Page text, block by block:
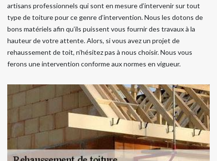
artisans professionnels qui sont en mesure d’intervenir sur tout
type de toiture pour ce genre d’intervention. Nous les dotons de
bons matériels afin qu’ils puissent vous fournir des travaux à la
hauteur de votre attente. Alors, si vous avez un projet de
rehaussement de toit, n’hésitez pas à nous choisir. Nous vous
ferons une intervention conforme aux normes en vigueur.